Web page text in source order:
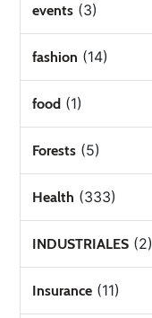
events (3)
fashion (14)
food (1)
Forests (5)
Health (333)
INDUSTRIALES (2)
Insurance (11)